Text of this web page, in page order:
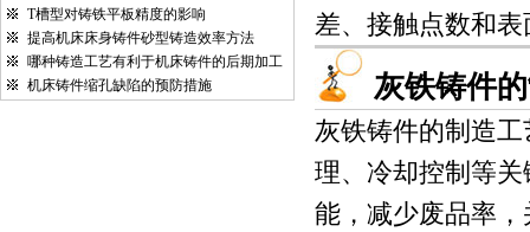
T槽型对铸铁平板精度的影响
提高机床床身铸件砂型铸造效率方法
哪种铸造工艺有利于机床铸件的后期加工
机床铸件缩孔缺陷的预防措施
差、接触点数和
灰铁铸件
灰铁铸件的制造
理、冷却控制等
能，减少废品率